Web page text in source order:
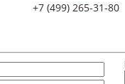
+7 (499) 265-31-80